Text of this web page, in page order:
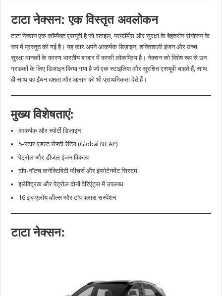
टाटा नेक्सन: एक विस्तृत अवलोकन
टाटा नेक्सन एक कॉम्पैक्ट एसयूवी है जो स्टाइल, परफॉर्मेंस और सुरक्षा के बेहतरीन संयोजन के
रूप में प्रस्तुत की गई है। यह कार अपने आकर्षक डिज़ाइन, शक्तिशाली इंजन और उच्च
सुरक्षा मानकों के कारण भारतीय बाजार में काफी लोकप्रिय है। नेक्सन को विशेष रूप से उन
ग्राहकों के लिए डिज़ाइन किया गया है जो एक स्टाइलिश और सुरक्षित एसयूवी चाहते हैं, साथ
ही साथ यह ईंधन दक्षता और आराम को भी प्राथमिकता देते हैं।
मुख्य विशेषताएं:
आकर्षक और स्पोर्टी डिज़ाइन
5-स्टार एडल्ट सेफ्टी रेटिंग (Global NCAP)
पेट्रोल और डीजल इंजन विकल्प
टॉप-नॉटच कनेक्टिविटी फीचर्स और इंफोटेनमेंट सिस्टम
इलेक्ट्रिक और पेट्रोल दोनों वेरिएंट्स में उपलब्ध
16 इंच एलॉय व्हील्स और टॉप क्लास सस्पेंशन
टाटा नेक्सन: